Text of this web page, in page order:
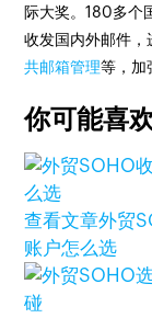
际大奖。180多个
收发国内外邮件，
共邮箱管理等，加
你可能喜
查看文章外贸
账户怎么选